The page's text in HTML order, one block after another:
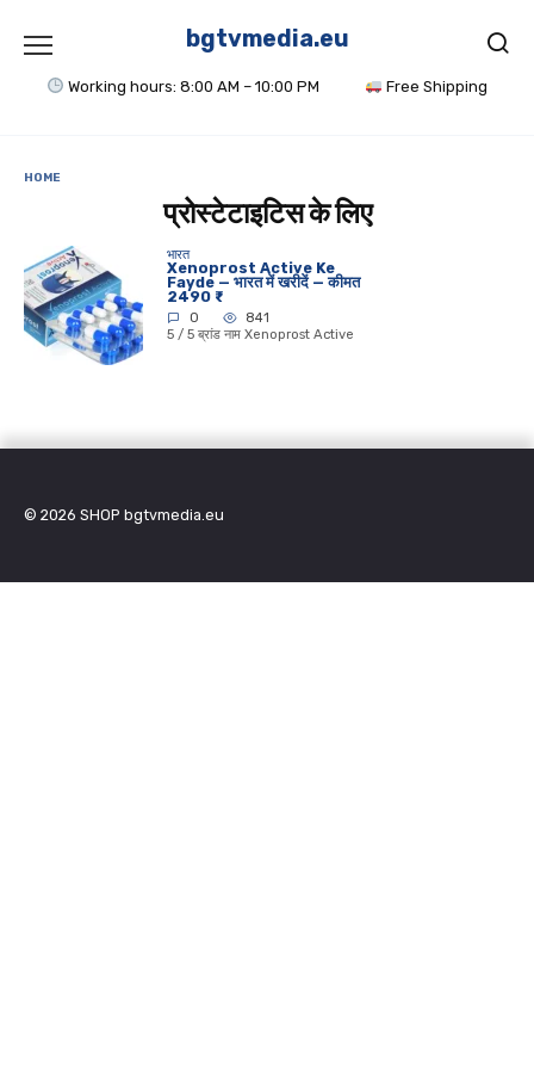
content
bgtvmedia.eu
Working hours: 8:00 AM – 10:00 PM Free Shipping
HOME
प्रोस्टेटाइटिस के लिए
भारत
Xenoprost Active Ke
Fayde — भारत में खरीदें — कीमत
2490 ₹
0
841
5 / 5 ब्रांड नाम Xenoprost Active
© 2026 SHOP bgtvmedia.eu